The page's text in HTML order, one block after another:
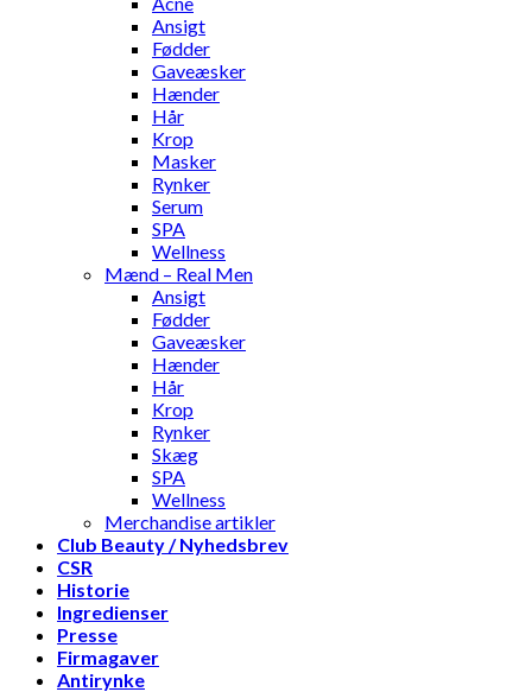
Ansigt
Fødder
Gaveæsker
Hænder
Hår
Krop
Masker
Rynker
Serum
SPA
Wellness
Mænd – Real Men
Ansigt
Fødder
Gaveæsker
Hænder
Hår
Krop
Rynker
Skæg
SPA
Wellness
Merchandise artikler
Club Beauty / Nyhedsbrev
CSR
Historie
Ingredienser
Presse
Firmagaver
Antirynke